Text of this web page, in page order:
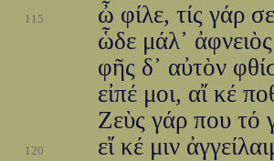
115
ὦ φίλε, τίς γάρ
ὧδε μάλ᾽
φῆς δ᾽ αὐτὸν
εἰπέ μοι, αἴ κέ
Ζεὺς γάρ που τό
120
εἴ κέ μιν